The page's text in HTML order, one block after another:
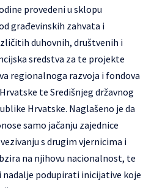
provedeni u sklopu
građevinskih zahvata i
duhovnih, društvenih i
sredstva za te projekte
regionalnoga razvoja i fondova
te Središnjeg državnog
Hrvatske. Naglašeno je da
samo jačanju zajednice
s drugim vjernicima i
na njihovu nacionalnost, te
nadalje podupirati inicijative koje